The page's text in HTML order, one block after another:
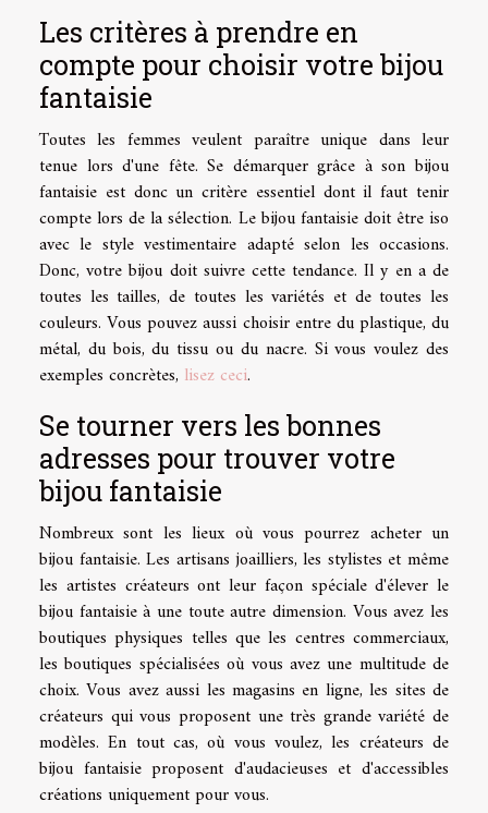
Les critères à prendre en
compte pour choisir votre bijou
fantaisie
Toutes les femmes veulent paraître unique dans leur
tenue lors d'une fête. Se démarquer grâce à son bijou
fantaisie est donc un critère essentiel dont il faut tenir
compte lors de la sélection. Le bijou fantaisie doit être iso
avec le style vestimentaire adapté selon les occasions.
Donc, votre bijou doit suivre cette tendance. Il y en a de
toutes les tailles, de toutes les variétés et de toutes les
couleurs. Vous pouvez aussi choisir entre du plastique, du
métal, du bois, du tissu ou du nacre. Si vous voulez des
exemples concrètes, lisez ceci.
Se tourner vers les bonnes
adresses pour trouver votre
bijou fantaisie
Nombreux sont les lieux où vous pourrez acheter un
bijou fantaisie. Les artisans joailliers, les stylistes et même
les artistes créateurs ont leur façon spéciale d'élever le
bijou fantaisie à une toute autre dimension. Vous avez les
boutiques physiques telles que les centres commerciaux,
les boutiques spécialisées où vous avez une multitude de
choix. Vous avez aussi les magasins en ligne, les sites de
créateurs qui vous proposent une très grande variété de
modèles. En tout cas, où vous voulez, les créateurs de
bijou fantaisie proposent d'audacieuses et d'accessibles
créations uniquement pour vous.